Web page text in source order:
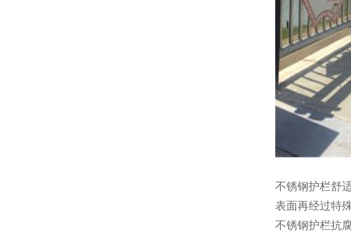
不锈钢护栏舒
表面再经过特
不锈钢护栏抗